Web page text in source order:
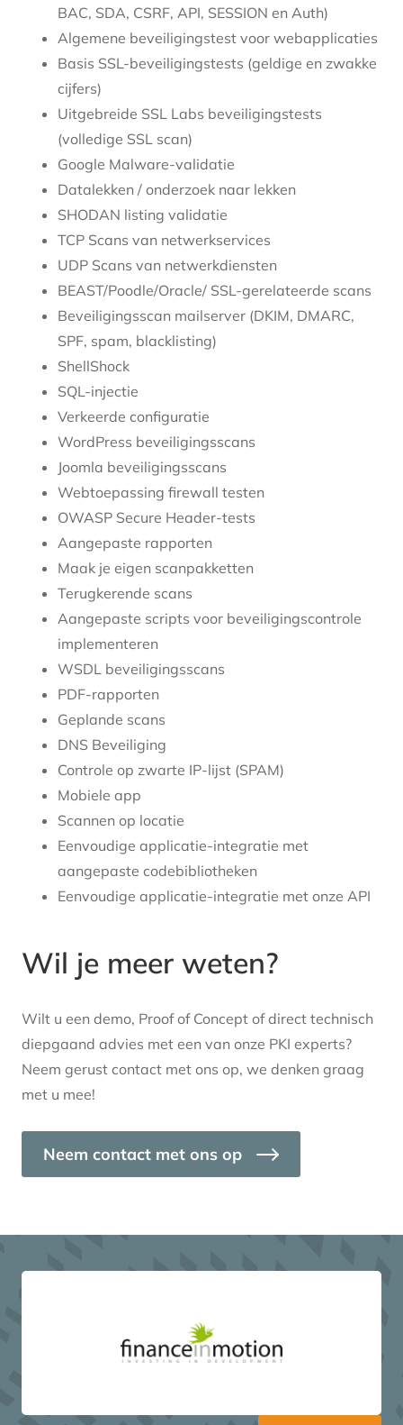
BAC, SDA, CSRF, API, SESSION en Auth)
Algemene beveiligingstest voor webapplicaties
Basis SSL-beveiligingstests (geldige en zwakke
cijfers)
Uitgebreide SSL Labs beveiligingstests
(volledige SSL scan)
Google Malware-validatie
Datalekken / onderzoek naar lekken
SHODAN listing validatie
TCP Scans van netwerkservices
UDP Scans van netwerkdiensten
BEAST/Poodle/Oracle/ SSL-gerelateerde scans
Beveiligingsscan mailserver (DKIM, DMARC,
SPF, spam, blacklisting)
ShellShock
SQL-injectie
Verkeerde configuratie
WordPress beveiligingsscans
Joomla beveiligingsscans
Webtoepassing firewall testen
OWASP Secure Header-tests
Aangepaste rapporten
Maak je eigen scanpakketten
Terugkerende scans
Aangepaste scripts voor beveiligingscontrole
implementeren
WSDL beveiligingsscans
PDF-rapporten
Geplande scans
DNS Beveiliging
Controle op zwarte IP-lijst (SPAM)
Mobiele app
Scannen op locatie
Eenvoudige applicatie-integratie met
aangepaste codebibliotheken
Eenvoudige applicatie-integratie met onze API
Wil je meer weten?
Wilt u een demo, Proof of Concept of direct technisch
diepgaand advies met een van onze PKI experts?
Neem gerust contact met ons op, we denken graag
met u mee!
Neem contact met ons op